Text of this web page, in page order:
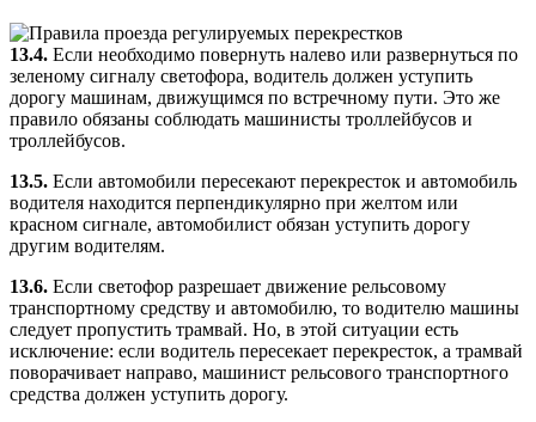
13.4. Если необходимо повернуть налево или развернуться по
зеленому сигналу светофора, водитель должен уступить
дорогу машинам, движущимся по встречному пути. Это же
правило обязаны соблюдать машинисты троллейбусов и
троллейбусов.
13.5. Если автомобили пересекают перекресток и автомобиль
водителя находится перпендикулярно при желтом или
красном сигнале, автомобилист обязан уступить дорогу
другим водителям.
13.6. Если светофор разрешает движение рельсовому
транспортному средству и автомобилю, то водителю машины
следует пропустить трамвай. Но, в этой ситуации есть
исключение: если водитель пересекает перекресток, а трамвай
поворачивает направо, машинист рельсового транспортного
средства должен уступить дорогу.